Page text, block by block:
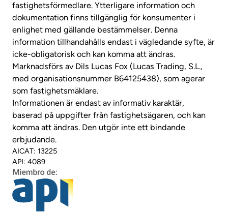
fastighetsförmedlare. Ytterligare information och
dokumentation finns tillgänglig för konsumenter i
enlighet med gällande bestämmelser. Denna
information tillhandahålls endast i vägledande syfte, är
icke-obligatorisk och kan komma att ändras.
Marknadsförs av Dils Lucas Fox (Lucas Trading, S.L.,
med organisationsnummer B64125438), som agerar
som fastighetsmäklare.
Informationen är endast av informativ karaktär,
baserad på uppgifter från fastighetsägaren, och kan
komma att ändras. Den utgör inte ett bindande
erbjudande.
AICAT: 13225
API: 4089